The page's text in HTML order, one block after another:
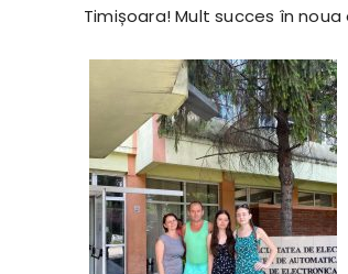
Timișoara! Mult succes în